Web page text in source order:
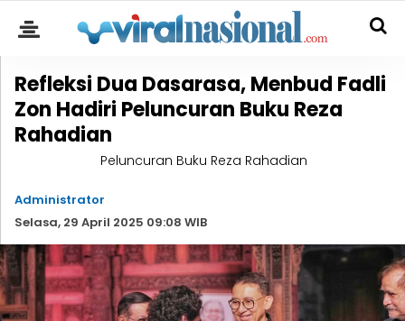
Refleksi Dua Dasarasa, Menbud Fadli
Zon Hadiri Peluncuran Buku Reza
Rahadian
Peluncuran Buku Reza Rahadian
Administrator
Selasa, 29 April 2025 09:08 WIB